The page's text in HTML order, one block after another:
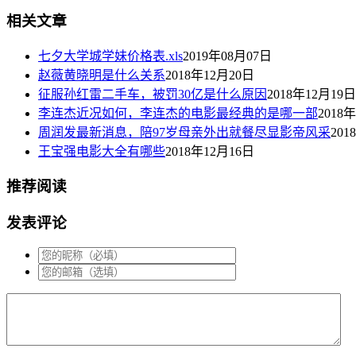
相关文章
七夕大学城学妹价格表.xls2019年08月07日
赵薇黄晓明是什么关系2018年12月20日
征服孙红雷二手车，被罚30亿是什么原因 2018年12月19日
李连杰近况如何，李连杰的电影最经典的是哪一部2018
周润发最新消息，陪97岁母亲外出就餐尽显影帝风采
王宝强电影大全有哪些2018年12月16日
推荐阅读
发表评论